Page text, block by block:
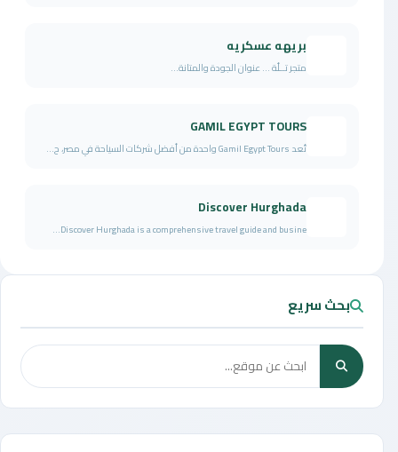
بريهه عسكريه
متجر تــلُة ... عنوان الجودة والمتانة...
GAMIL EGYPT TOURS
تُعد Gamil Egypt Tours واحدة من أفضل شركات السياحة في مصر، ح...
Discover Hurghada
Discover Hurghada is a comprehensive travel guide and busine...
بحث سريع